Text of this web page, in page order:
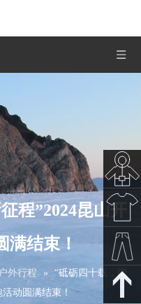
程”2024昆山开
满结束！
户外行程 » “砥砺四十载，阔
动圆满结束！
秋冬新
春夏新
款
裤子下